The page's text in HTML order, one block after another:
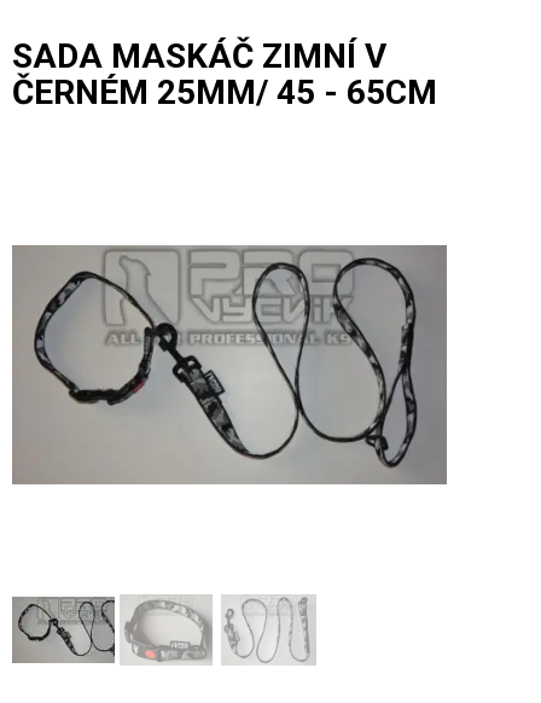
SADA MASKÁČ ZIMNÍ V
ČERNÉM 25MM/ 45 - 65CM